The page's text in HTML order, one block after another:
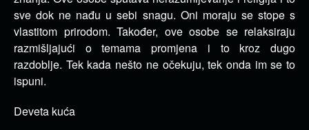
sve dok ne nađu u sebi snagu. Oni moraju se stope s
vlastitom prirodom. Također, ove osobe se relaksiraju
razmišljajući o temama promjena i to kroz dugo
razdoblje. Tek kada nešto ne očekuju, tek onda im se to
ispuni.
Deveta kuća